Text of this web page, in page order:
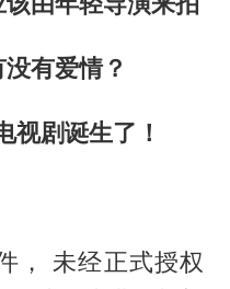
有爱情？
剧诞生了！
， 未经正式授权